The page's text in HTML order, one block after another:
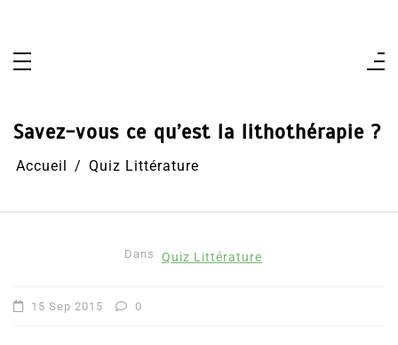
Savez-vous ce qu’est la lithothérapie ?
Accueil Quiz Littérature
Dans Quiz Littérature
15 Sep 2015 0